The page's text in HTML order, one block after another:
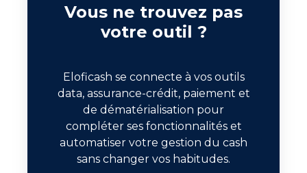
Vous ne trouvez pas
votre outil ?
Eloficash se connecte à vos outils
data, assurance-crédit, paiement et
de dématérialisation pour
compléter ses fonctionnalités et
automatiser votre gestion du cash
sans changer vos habitudes.